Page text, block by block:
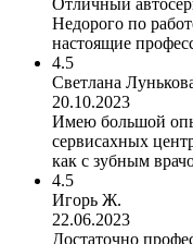
Недорого по
настоящие
4.5
Светлана
20.10.2023
Имею большой
сервисахных
как с зубным
4.5
Игорь Ж.
22.06.2023
Достаточно